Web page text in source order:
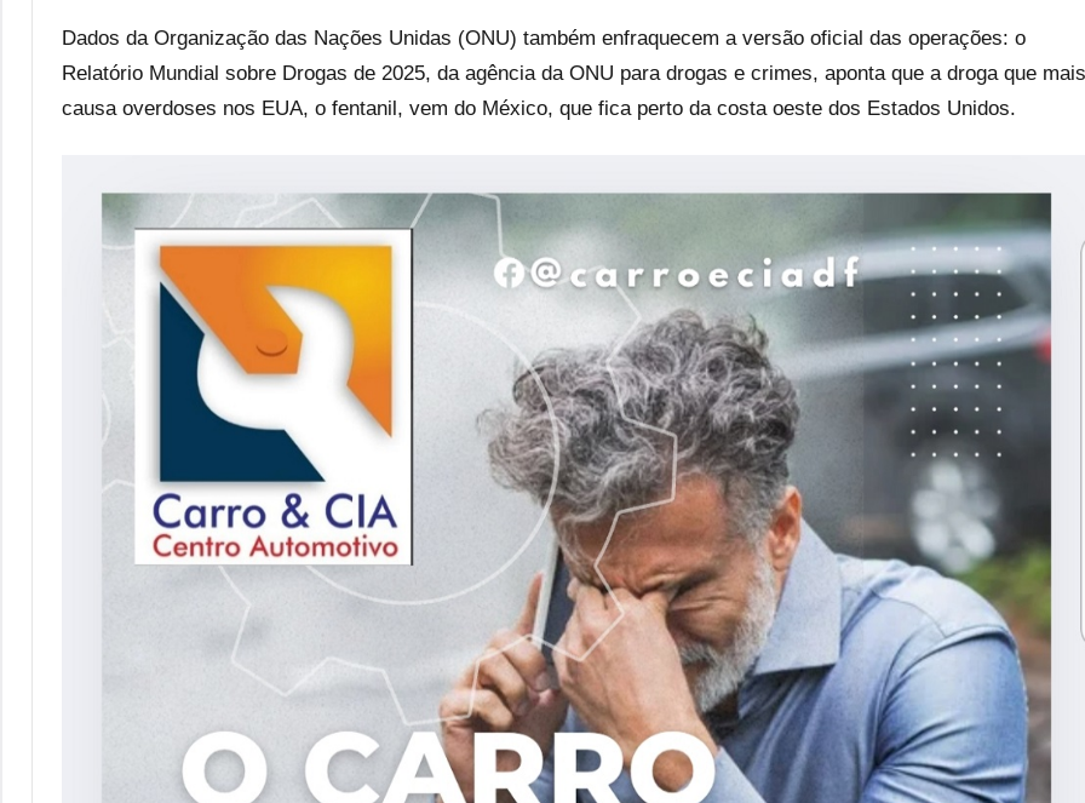
Dados da Organização das Nações Unidas (ONU) também enfraquecem a versão oficial das operações: o
Relatório Mundial sobre Drogas de 2025, da agência da ONU para drogas e crimes, aponta que a droga que mais
causa overdoses nos EUA, o fentanil, vem do México, que fica perto da costa oeste dos Estados Unidos.